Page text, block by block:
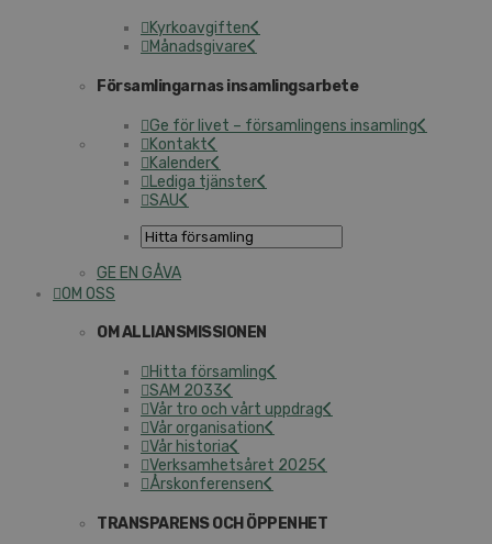
Kyrkoavgiften
Månadsgivare
Församlingarnas insamlingsarbete
Ge för livet – församlingens insamling
Kontakt
Kalender
Lediga tjänster
SAU
GE EN GÅVA
OM OSS
OM ALLIANSMISSIONEN
Hitta församling
SAM 2033
Vår tro och vårt uppdrag
Vår organisation
Vår historia
Verksamhetsåret 2025
Årskonferensen
TRANSPARENS OCH ÖPPENHET